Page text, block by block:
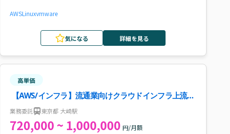
AWSLinuxvmware
気になる 詳細を見る
高単価
【AWS/インフラ】流通業向けクラウドインフラ上流設
計・アーキテクト支援案件・求人
業務委託 東京都 大崎駅
720,000 ~ 1,000,000 円/月額